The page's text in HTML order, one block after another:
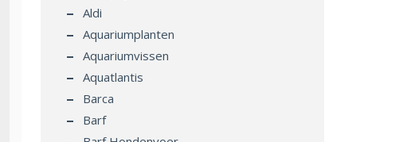
Aldi
Aquariumplanten
Aquariumvissen
Aquatlantis
Barca
Barf